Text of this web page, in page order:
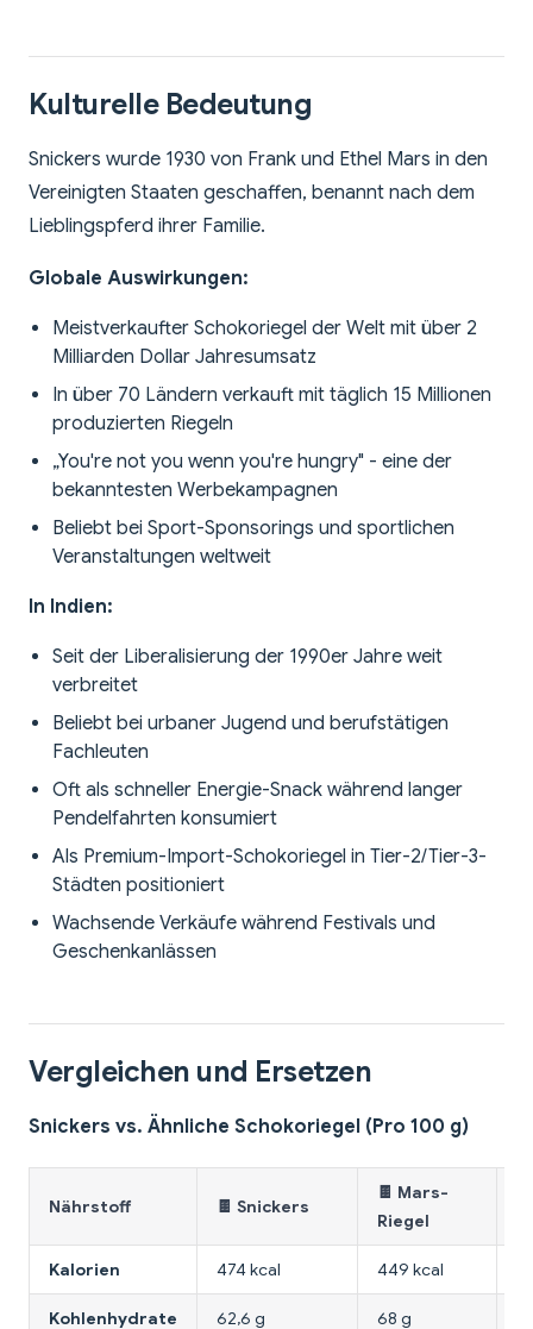
Kulturelle Bedeutung
Snickers wurde 1930 von Frank und Ethel Mars in den
Vereinigten Staaten geschaffen, benannt nach dem
Lieblingspferd ihrer Familie.
Globale Auswirkungen:
Meistverkaufter Schokoriegel der Welt mit über 2
Milliarden Dollar Jahresumsatz
In über 70 Ländern verkauft mit täglich 15 Millionen
produzierten Riegeln
„You're not you wenn you're hungry" - eine der
bekanntesten Werbekampagnen
Beliebt bei Sport-Sponsorings und sportlichen
Veranstaltungen weltweit
In Indien:
Seit der Liberalisierung der 1990er Jahre weit
verbreitet
Beliebt bei urbaner Jugend und berufstätigen
Fachleuten
Oft als schneller Energie-Snack während langer
Pendelfahrten konsumiert
Als Premium-Import-Schokoriegel in Tier-2/Tier-3-
Städten positioniert
Wachsende Verkäufe während Festivals und
Geschenkanlässen
Vergleichen und Ersetzen
Snickers vs. Ähnliche Schokoriegel (Pro 100 g)
Nährstoff 🍫 Snickers
🍫 Mars-
Riegel
Kalorien 474 kcal 449 kcal
Kohlenhydrate 62,6 g 68 g